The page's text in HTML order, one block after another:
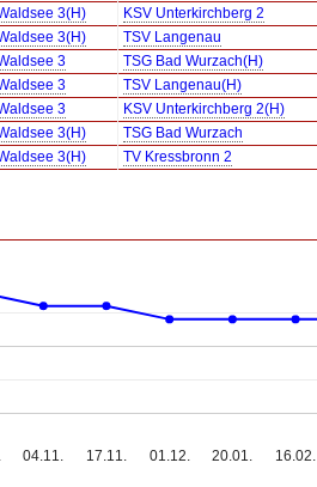
3(H) KSV Unterkirchberg 2
3(H) TSV Langenau
3 TSG Bad Wurzach(H)
3 TSV Langenau(H)
3 KSV Unterkirchberg 2(H)
3(H) TSG Bad Wurzach
3(H) TV Kressbronn 2
04.11. 17.11. 01.12. 20.01. 16.02.